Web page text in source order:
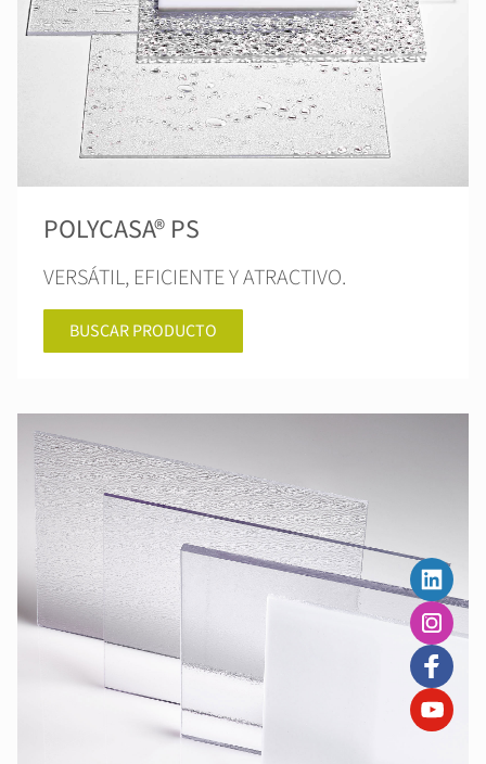
POLYCASA® PS
VERSÁTIL, EFICIENTE Y ATRACTIVO.
BUSCAR PRODUCTO